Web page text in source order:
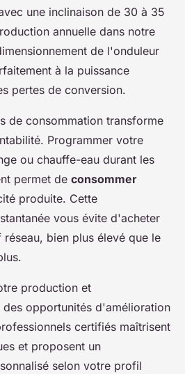
une inclinaison de 30 à 35
annuelle dans notre
de l'onduleur
à la puissance
pertes de conversion.
de consommation transforme
Programmer votre
ou chauffe-eau durant les
permet de consommer
produite. Cette
vous évite d'acheter
bien plus élevé que le
production et
opportunités d'amélioration
certifiés maîtrisent
et proposent un
selon votre profil